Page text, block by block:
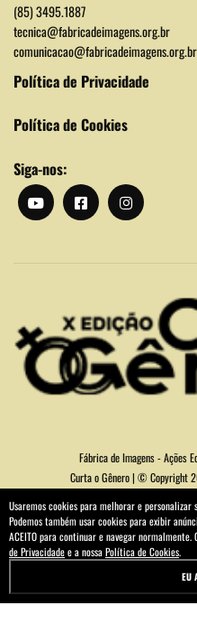
(85) 3495.1887
tecnica@fabricadeimagens.org.br
comunicacao@fabricadeimagens.org.br
Política de Privacidade
Política de Cookies
Siga-nos:
Fábrica de Imagens - Ações
Curta o Gênero | © Copyright
Usaremos cookies para melhorar e personalizar
Podemos também usar cookies para exibir
ACEITO para continuar e navegar
de Privacidadee a nossaPolítica de Cookies.
EU